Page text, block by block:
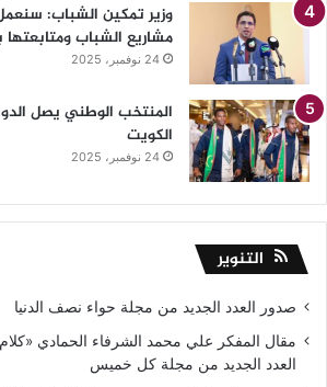
وزير تمكين الشباب:
مشاريع الشباب ومتابعتها
24 نوفمبر، 2025
المنتخب الوطني يصل
الكويت
24 نوفمبر، 2025
التنوير
صدور العدد الجديد من مجلة حواء نصف الدنيا
مقال المفكر علي محمد الشرفاء الحمادي
العدد الجديد من مجلة كل خميس